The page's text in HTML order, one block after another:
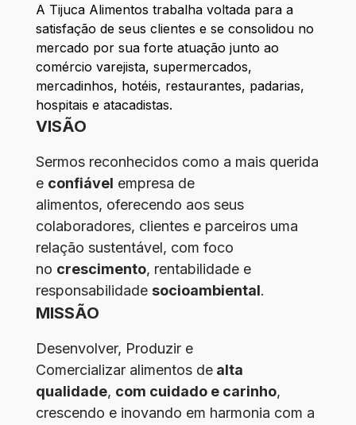
A Tijuca Alimentos trabalha voltada para a
satisfação de seus clientes e se consolidou no
mercado por sua forte atuação junto ao
comércio varejista, supermercados,
mercadinhos, hotéis, restaurantes, padarias,
hospitais e atacadistas.
VISÃO
Sermos reconhecidos como a mais querida
e confiável empresa de
alimentos, oferecendo aos seus
colaboradores, clientes e parceiros uma
relação sustentável, com foco
no crescimento, rentabilidade e
responsabilidade socioambiental.
MISSÃO
Desenvolver, Produzir e
Comercializar alimentos dealta
qualidade, com cuidado e carinho,
crescendo e inovando em harmonia com a